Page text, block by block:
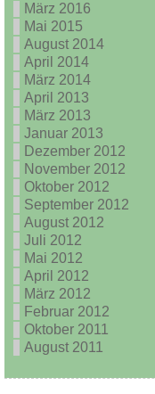
März 2016
Mai 2015
August 2014
April 2014
März 2014
April 2013
März 2013
Januar 2013
Dezember 2012
November 2012
Oktober 2012
September 2012
August 2012
Juli 2012
Mai 2012
April 2012
März 2012
Februar 2012
Oktober 2011
August 2011